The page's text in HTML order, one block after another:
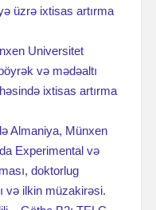
üzrə ixtisas artırma
Universitet
və mədəaltı
ixtisas artırma
Almaniya, Münxen
Experimental və
doktorlug
və ilkin müzakirəsi.